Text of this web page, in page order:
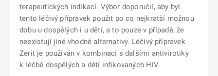
terapeutických indikací. Výbor doporučil, aby byl
tento léčivý přípravek použit po co nejkratší možnou
dobu u dospělých i u dětí, a to pouze v případě, že
neexistují jiné vhodné alternativy. Léčivý přípravek
Zerit je používán v kombinaci s dalšími antivirotiky
k léčbě dospělých a dětí infikovaných HIV.